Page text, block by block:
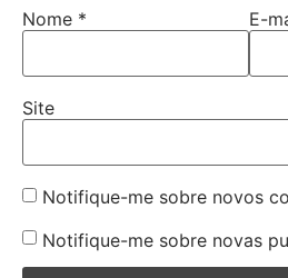
Nome * E-
Site
Notifique-me sobre novos
Notifique-me sobre novas